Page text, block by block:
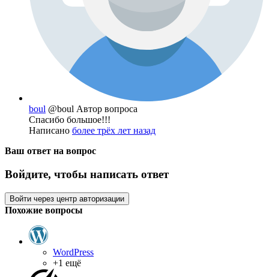
boul @boul Автор вопроса
Спасибо большое!!!
Написано более трёх лет назад
Ваш ответ на вопрос
Войдите, чтобы написать ответ
Войти через центр авторизации
Похожие вопросы
WordPress
+1 ещё